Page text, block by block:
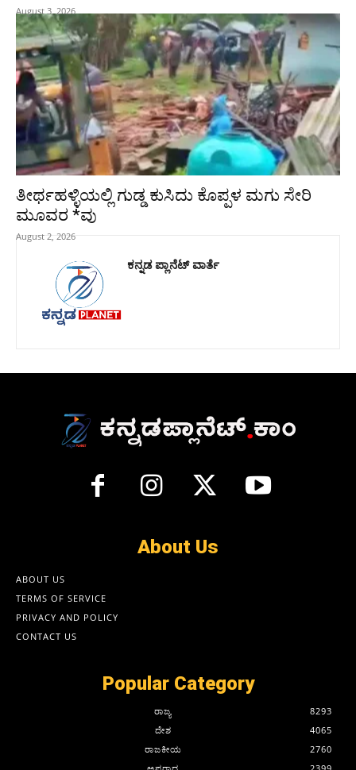
August 3, 2026
ತೀರ್ಥಹಳ್ಳಿಯಲ್ಲಿ ಗುಡ್ಡ ಕುಸಿದು ಕೊಪ್ಪಳ ಮಗು ಸೇರಿ
ಮೂವರ *ವು
August 2, 2026
ಕನ್ನಡ ಪ್ಲಾನೆಟ್ ವಾರ್ತೆ
About Us
ABOUT US
TERMS OF SERVICE
PRIVACY AND POLICY
CONTACT US
Popular Category
ರಾಜ್ಯ
8293
ದೇಶ
4065
ರಾಜಕೀಯ
2760